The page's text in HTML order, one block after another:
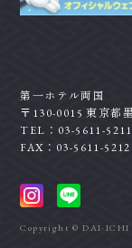
第一ホテル両国
〒130-0015 東京都
TEL：03-5611-5211
FAX：03-5611-5212
Copyright © DAI-ICHI